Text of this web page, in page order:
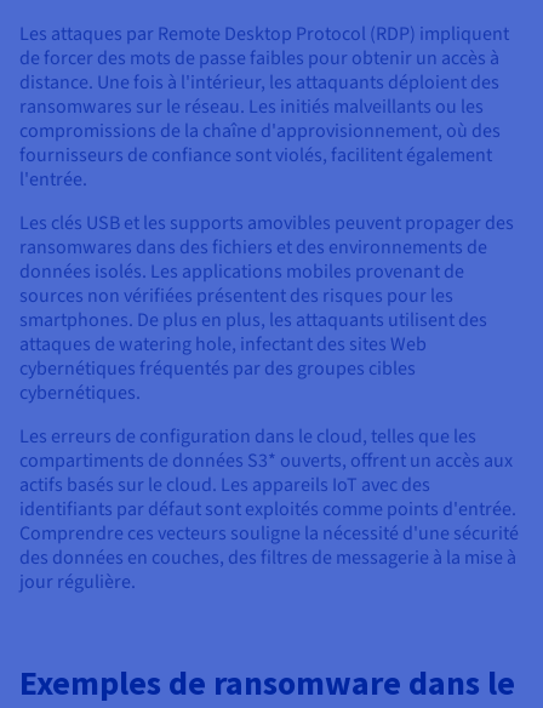
Les attaques par Remote Desktop Protocol (RDP) impliquent
de forcer des mots de passe faibles pour obtenir un accès à
distance. Une fois à l'intérieur, les attaquants déploient des
ransomwares sur le réseau. Les initiés malveillants ou les
compromissions de la chaîne d'approvisionnement, où des
fournisseurs de confiance sont violés, facilitent également
l'entrée.
Les clés USB et les supports amovibles peuvent propager des
ransomwares dans des fichiers et des environnements de
données isolés. Les applications mobiles provenant de
sources non vérifiées présentent des risques pour les
smartphones. De plus en plus, les attaquants utilisent des
attaques de watering hole, infectant des sites Web
cybernétiques fréquentés par des groupes cibles
cybernétiques.
Les erreurs de configuration dans le cloud, telles que les
compartiments de données S3* ouverts, offrent un accès aux
actifs basés sur le cloud. Les appareils IoT avec des
identifiants par défaut sont exploités comme points d'entrée.
Comprendre ces vecteurs souligne la nécessité d'une sécurité
des données en couches, des filtres de messagerie à la mise à
jour régulière.
Exemples de ransomware dans le